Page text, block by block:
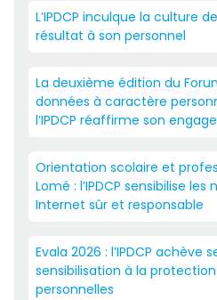
L’IPDCP inculque la culture
résultat à son personnel
La deuxième édition du
données à caractère
l’IPDCP réaffirme son
Orientation scolaire et
Lomé : l’IPDCP sensibilise
Internet sûr et responsable
Evala 2026 : l’IPDCP achève
sensibilisation à la
personnelles